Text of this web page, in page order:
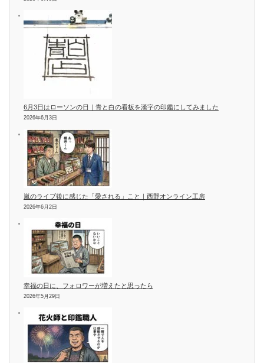
6月3日はローソンの日｜青と白の看板を漢字の印鑑にしてみました
2026年6月3日
嵐のライブ後に感じた「愛される」こと｜西野オンライン工房
2026年6月2日
幸福の日に、フォロワーが増えたと思ったら
2026年5月29日